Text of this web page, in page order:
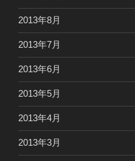
2013年8月
2013年7月
2013年6月
2013年5月
2013年4月
2013年3月